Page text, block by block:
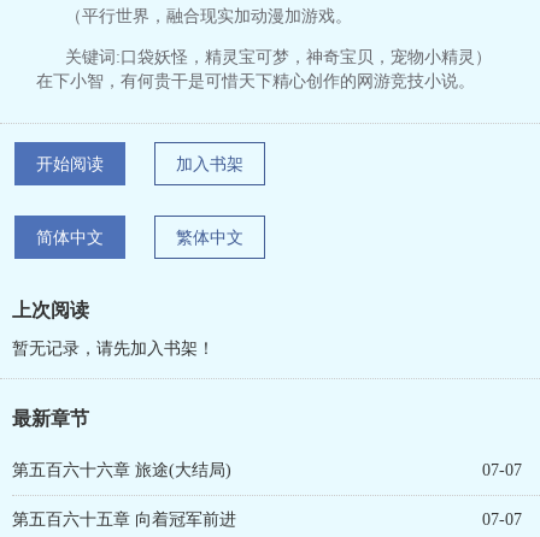
（平行世界，融合现实加动漫加游戏。
关键词:口袋妖怪，精灵宝可梦，神奇宝贝，宠物小精灵）
在下小智，有何贵干是可惜天下精心创作的网游竞技小说。
开始阅读 加入书架
简体中文 繁体中文
上次阅读
暂无记录，请先加入书架！
最新章节
第五百六十六章 旅途(大结局) 07-07
第五百六十五章 向着冠军前进 07-07